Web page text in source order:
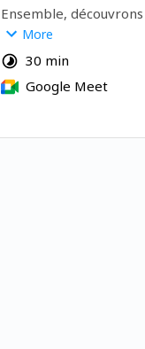
Ensemble,
Bootcamp
- Mode de
- Contenu
- Outils
More
30 min
Google Meet